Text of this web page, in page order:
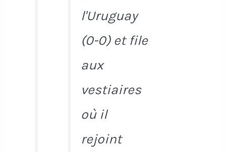
l'Uruguay
(0-0) et file
aux
vestiaires
où il
rejoint